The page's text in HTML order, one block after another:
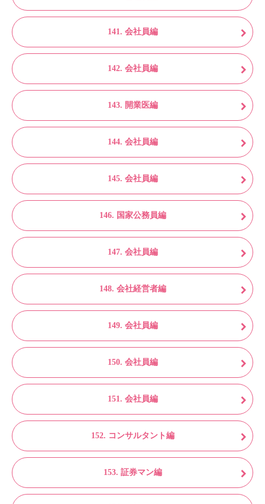
141. 会社員編
142. 会社員編
143. 開業医編
144. 会社員編
145. 会社員編
146. 国家公務員編
147. 会社員編
148. 会社経営者編
149. 会社員編
150. 会社員編
151. 会社員編
152. コンサルタント編
153. 証券マン編